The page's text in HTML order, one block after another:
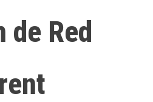
de Red